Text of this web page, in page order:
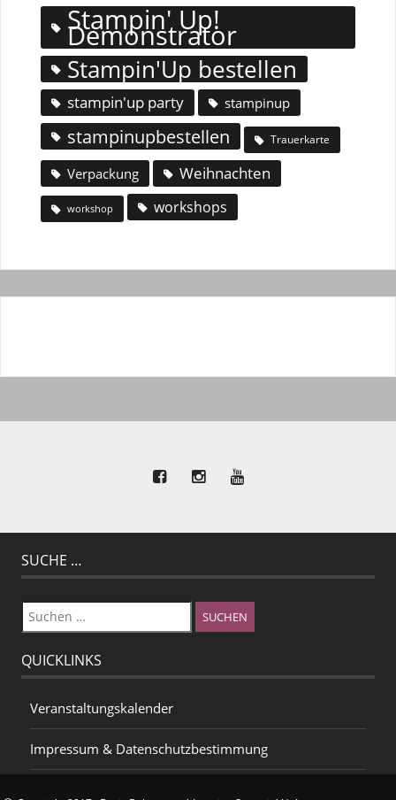
Stampin' Up!
Demonstrator
Stampin'Up bestellen
stampin'up party stampinup
stampinupbestellen Trauerkarte
Verpackung Weihnachten
workshop workshops
SUCHE …
Suchen
nach:
QUICKLINKS
Veranstaltungskalender
Impressum & Datenschutzbestimmung